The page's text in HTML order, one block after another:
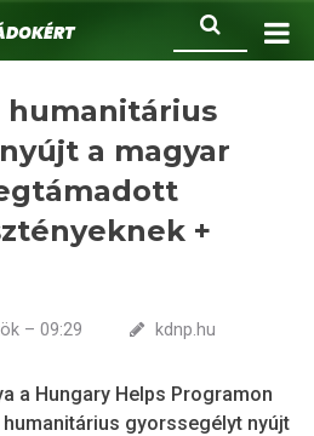
humanitárius
a magyar
+
– 09:29 kdnp.hu
a Hungary Helps Programon
gyorssegélyt nyújt